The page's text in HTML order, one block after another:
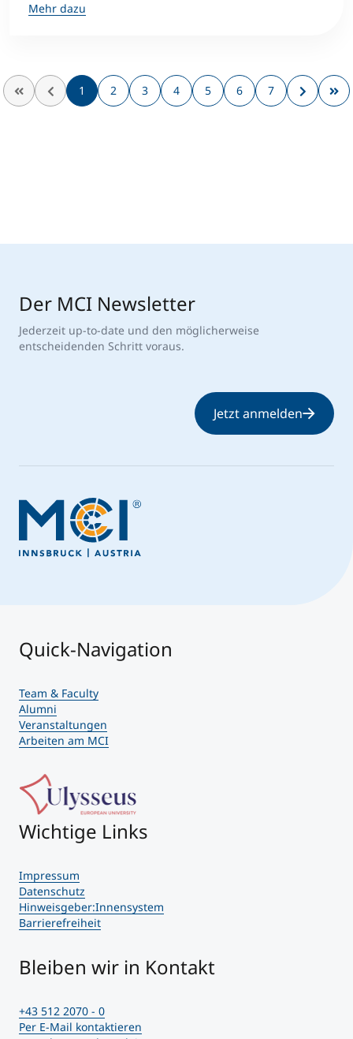
Mehr dazu
1 2 3 4 5 6 7
Der MCI Newsletter
Jederzeit up-to-date und den möglicherweise
entscheidenden Schritt voraus.
Jetzt anmelden
Quick-Navigation
Team & Faculty
Alumni
Veranstaltungen
Arbeiten am MCI
Wichtige Links
Impressum
Datenschutz
Hinweisgeber:Innensystem
Barrierefreiheit
Bleiben wir in Kontakt
+43 512 2070 - 0
Per E-Mail kontaktieren